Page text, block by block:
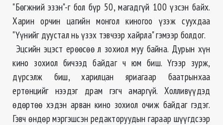
"Бөгжний эзэн"-г бол бүр 50, магадгүй 100 үзсэн байх.
Харин орчин цагийн монгол киногоо үзэж суухдаа
"Үүнийг дуустал нь үзэх тэвчээр хайрла" гэмээр болдог.
Эцсийн эцэст ерөөсөө л зохиол муу байна. Дурын хүн
кино зохиол бичээд байдаг ч юм биш. Үгээр зурж,
дүрсэлж биш, харилцан яриагаар баатрынхаа
ертөнцийг нээдэг драм гэгч амаргүй. Холливүүдэд
өдөртөө хэдэн арван кино зохиол очиж байдаг гэдэг.
Гэвч өндөр мэргэшсэн редакторуудын гараар шүүгдсээр